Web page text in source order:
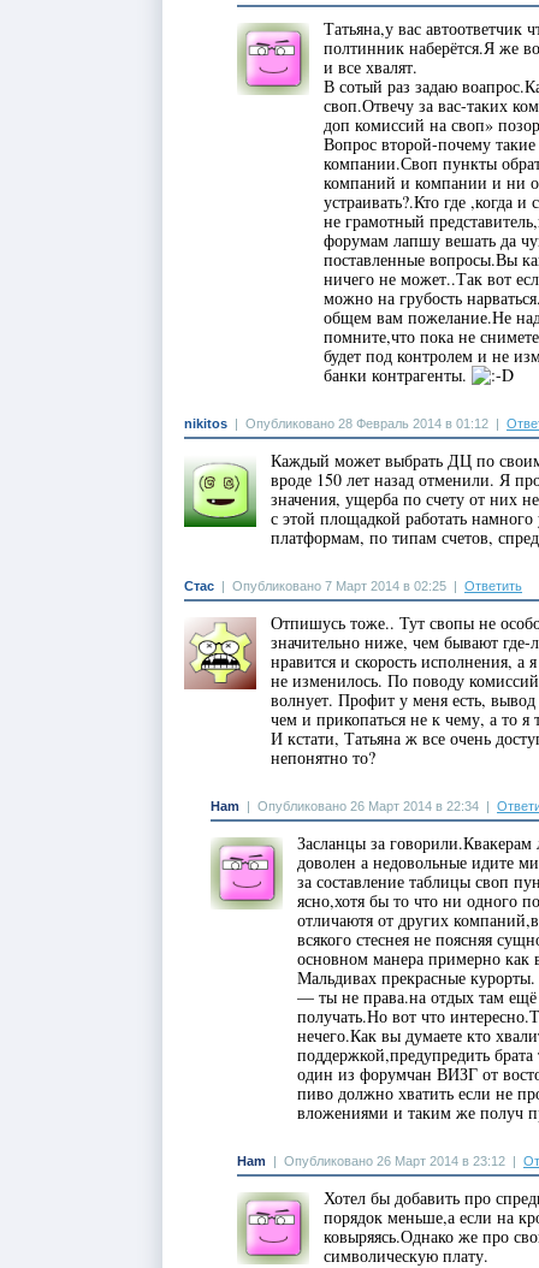
Татьяна,у вас
полтинник наберётся.Я же
и все хвалят.
В сотый раз задаю
своп.Отвечу за вас-таких
доп комиссий на своп»
Вопрос второй-почему
компании.Своп пункты
компаний и компании и ни
устраивать?.Кто где ,когда
не грамотный
форумам лапшу вешать да
поставленные вопросы.Вы
ничего не может..Так вот
можно на грубость
общем вам пожелание.Не
помните,что пока не
будет под контролем и не
банки контрагенты.
nikitos Опубликовано 28 Февраль 2014 в 01:12
Каждый может выбрать ДЦ по своим
вроде 150 лет назад отменили. Я
значения, ущерба по счету от них
с этой площадкой работать
платформам, по типам счетов,
Стас Опубликовано 7 Март 2014 в 02:25 Ответить
Отпишусь тоже.. Тут свопы не
значительно ниже, чем бывают
нравится и скорость исполнения, а
не изменилось. По поводу
волнует. Профит у меня есть,
чем и прикопаться не к чему, а то
И кстати, Татьяна ж все очень
непонятно то?
Ham Опубликовано 26 Март 2014 в 22:34
Засланцы за
доволен а недовольные идите
за составление таблицы своп
ясно,хотя бы то что ни одного
отличаютя от других
всякого стеснея не поясняя
основном манера примерно
Мальдивах прекрасные
— ты не права.на отдых там ещё
получать.Но вот что
нечего.Как вы думаете кто
поддержкой,предупредить
один из форумчан ВИЗГ от
пиво должно хватить если не
вложениями и таким же получ
Ham Опубликовано 26 Март 2014 в 23:12
Хотел бы добавить про
порядок меньше,а если на
ковыряясь.Однако же про
символическую плату.